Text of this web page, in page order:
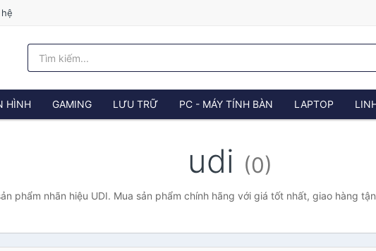
HÌNH GAMING LƯU TRỮ PC - MÁY TÍNH BÀN LAPTOP
udi (0)
phẩm nhãn hiệu UDI. Mua sản phẩm chính hãng với giá tốt nhất, giao hàng